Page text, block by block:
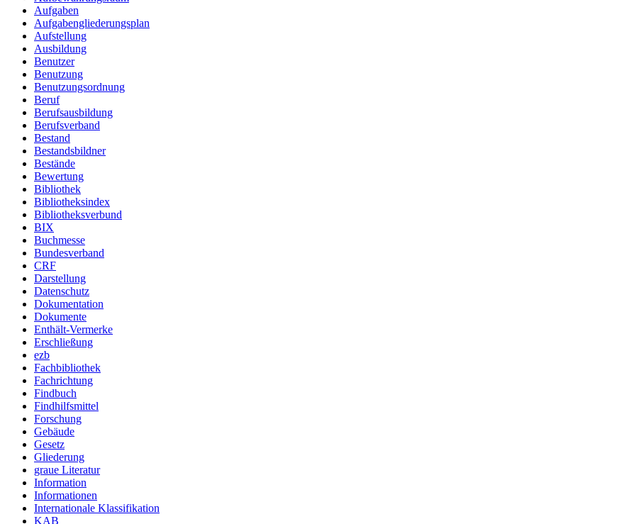
Aufgaben
Aufgabengliederungsplan
Aufstellung
Ausbildung
Benutzer
Benutzung
Benutzungsordnung
Beruf
Berufsausbildung
Berufsverband
Bestand
Bestandsbildner
Bestände
Bewertung
Bibliothek
Bibliotheksindex
Bibliotheksverbund
BIX
Buchmesse
Bundesverband
CRF
Darstellung
Datenschutz
Dokumentation
Dokumente
Enthält-Vermerke
Erschließung
ezb
Fachbibliothek
Fachrichtung
Findbuch
Findhilfsmittel
Forschung
Gebäude
Gesetz
Gliederung
graue Literatur
Information
Informationen
Internationale Klassifikation
KAB